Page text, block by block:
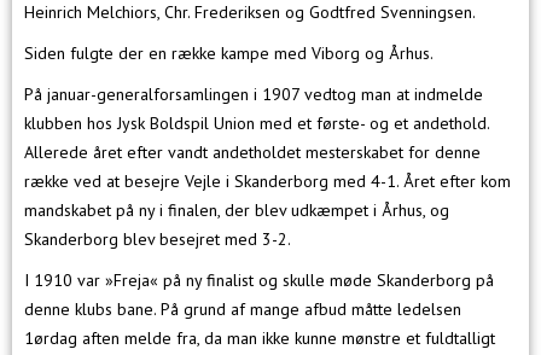
Heinrich Melchiors, Chr. Frederiksen og Godtfred Svenningsen.
Siden fulgte der en række kampe med Viborg og Århus.
På januar-generalforsamlingen i 1907 vedtog man at indmelde
klubben hos Jysk Boldspil Union med et første- og et andethold.
Allerede året efter vandt andetholdet mesterskabet for denne
række ved at besejre Vejle i Skanderborg med 4-1. Året efter kom
mandskabet på ny i finalen, der blev udkæmpet i Århus, og
Skanderborg blev besejret med 3-2.
I 1910 var »Freja« på ny finalist og skulle møde Skanderborg på
denne klubs bane. På grund af mange afbud måtte ledelsen
1ørdag aften melde fra, da man ikke kunne mønstre et fuldtalligt